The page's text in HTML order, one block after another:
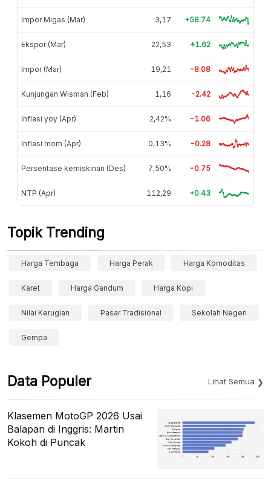
Impor Migas (Mar) 3,17 +58.74
Ekspor (Mar) 22,53 +1.62
Impor (Mar) 19,21 -8.08
Kunjungan Wisman (Feb) 1,16 -2.42
Inflasi yoy (Apr) 2,42% -1.06
Inflasi mom (Apr) 0,13% -0.28
Persentase kemiskinan (Des) 7,50% -0.75
NTP (Apr) 112,29 +0.43
Topik Trending
Harga Tembaga Harga Perak Harga Komoditas
Karet Harga Gandum Harga Kopi
Nilai Kerugian Pasar Tradisional Sekolah Negeri
Gempa
Data Populer Lihat Semua
Klasemen MotoGP 2026 Usai
Balapan di Inggris: Martin
Kokoh di Puncak